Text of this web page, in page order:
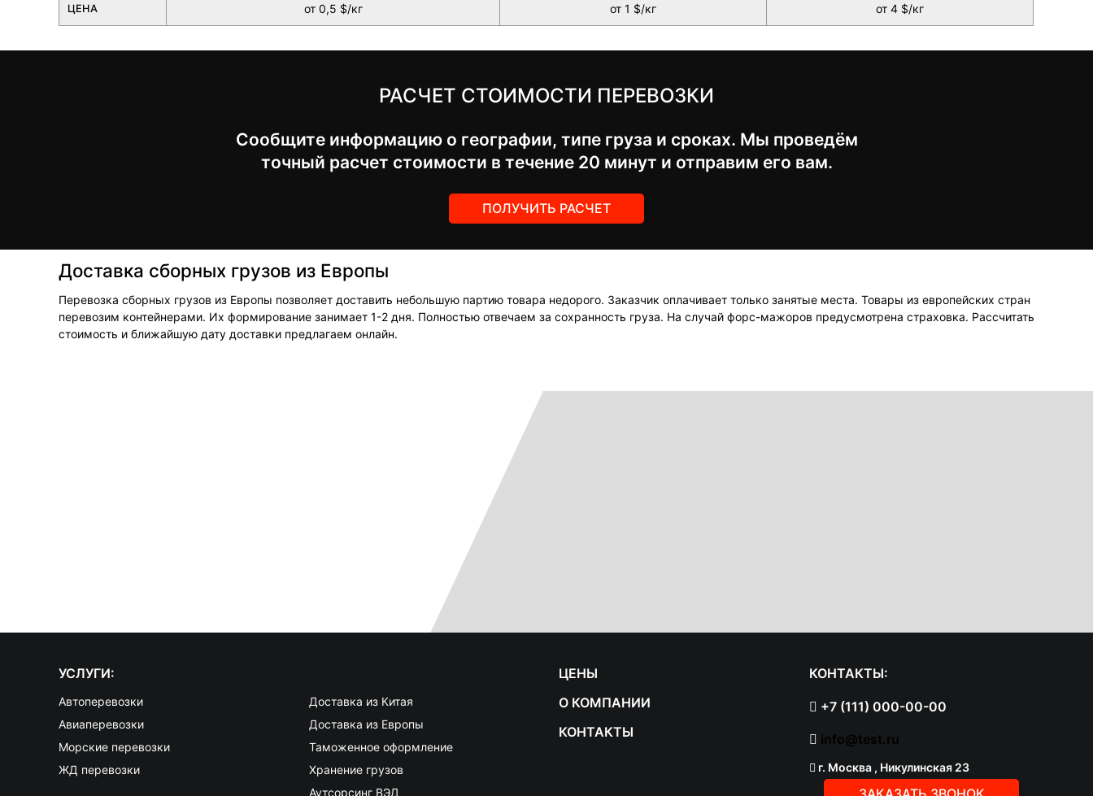
ЦЕНА от 0,5 $/кг от 1 $/кг от 4 $/кг
РАСЧЕТ СТОИМОСТИ ПЕРЕВОЗКИ
Сообщите информацию о географии, типе груза и сроках. Мы проведём
точный расчет стоимости в течение 20 минут и отправим его вам.
ПОЛУЧИТЬ РАСЧЕТ
Доставка сборных грузов из Европы
Перевозка сборных грузов из Европы позволяет доставить небольшую партию товара недорого. Заказчик оплачивает только занятые места. Товары из европейских стран
перевозим контейнерами. Их формирование занимает 1-2 дня. Полностью отвечаем за сохранность груза. На случай форс-мажоров предусмотрена страховка. Рассчитать
стоимость и ближайшую дату доставки предлагаем онлайн.
УСЛУГИ:
Автоперевозки
Авиаперевозки
Морские перевозки
ЖД перевозки
Доставка из Китая
Доставка из Европы
Таможенное оформление
Хранение грузов
Аутсорсинг ВЭД
ЦЕНЫ
О КОМПАНИИ
КОНТАКТЫ
КОНТАКТЫ:
+7 (111) 000-00-00
info@test.ru
г. Москва, Никулинская 23